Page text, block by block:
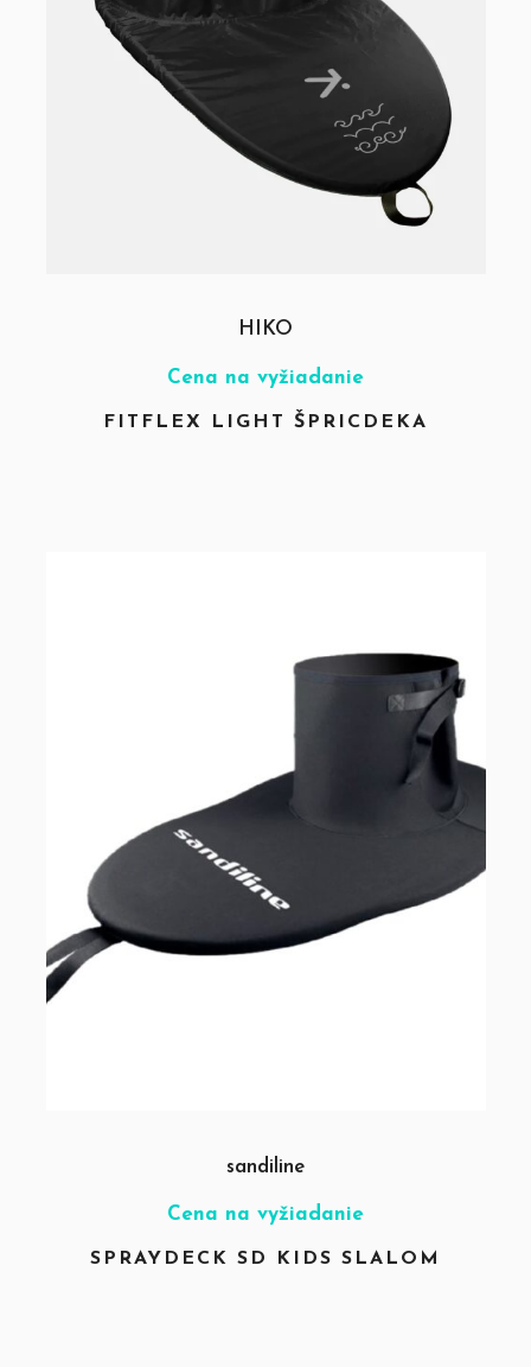
HIKO
Cena na vyžiadanie
FITFLEX LIGHT ŠPRICDEKA
sandiline
Cena na vyžiadanie
SPRAYDECK SD KIDS SLALOM